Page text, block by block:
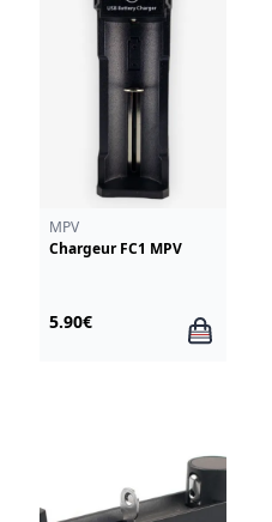
MPV
Chargeur FC1 MPV
5.90€